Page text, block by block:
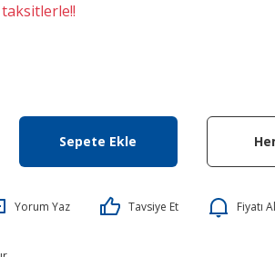
Sepete Ekle
Yorum Yaz Tavsiye Et Fiyatı